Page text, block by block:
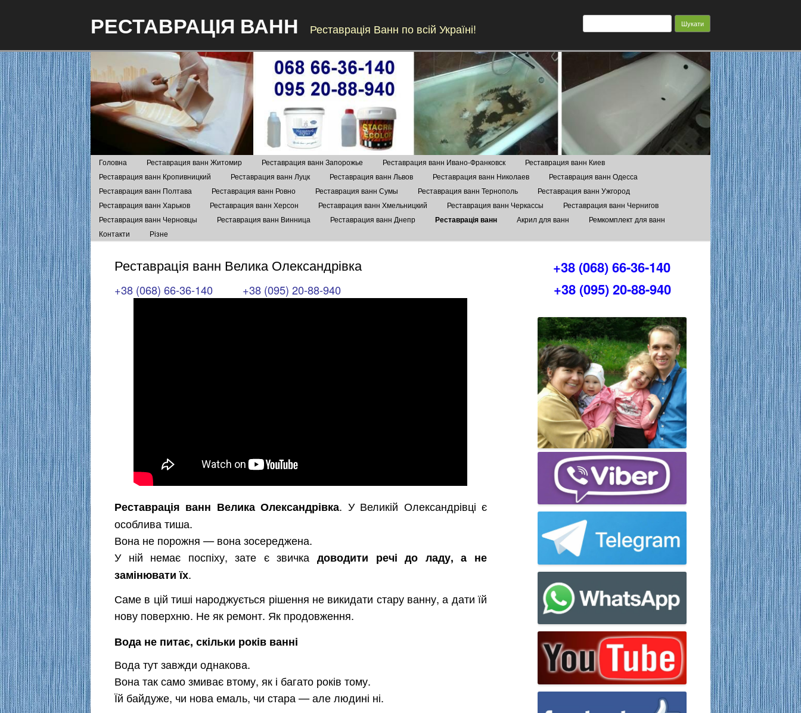
РЕСТАВРАЦІЯ ВАНН Реставрація Ванн по всій Україні!
Пошук:
Skip to content
Головна Реставрация ванн Житомир Реставрация ванн Запорожье Реставрация ванн Ивано-Франковск
Реставрация ванн Киев
Реставрация ванн Кропивницкий
Реставрация ванн Луцк Реставрация ванн Львов Реставрация ванн Николаев
Реставрация ванн Одесса
Реставрация ванн Полтава
Реставрация ванн Ровно Реставрация ванн Сумы Реставрация ванн Тернополь
Реставрация ванн Ужгород
Реставрация ванн Харьков
Реставрация ванн Херсон Реставрация ванн Хмельницкий Реставрация ванн Черкассы
Реставрация ванн Чернигов
Реставрация ванн Черновцы
Реставрация ванн Винница Реставрация ванн Днепр Реставрація ванн Акрил для ванн
Ремкомплект для ванн
Контакти
Різне
Реставрація ванн Велика Олександрівка
+38 (068) 66-36-140 +38 (095) 20-88-940
Реставрація ванн Велика Олександрівка. У Великій Олександрівці є
особлива тиша.
Вона не порожня — вона зосереджена.
У ній немає поспіху, зате є звичкадоводити речі до ладу, а не
замінювати їх.
Саме в цій тиші народжується рішення не викидати стару ванну, а дати їй
нову поверхню. Не як ремонт. Як продовження.
Вода не питає, скільки років ванні
Вода тут завжди однакова.
Вона так само змиває втому, як і багато років тому.
Їй байдуже, чи нова емаль, чи стара — але людині ні.
+38 (068) 66-36-140
+38 (095) 20-88-940